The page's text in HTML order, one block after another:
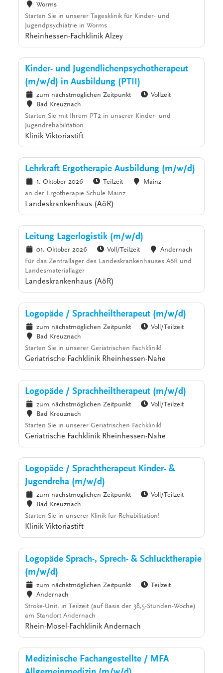
Worms
Starten Sie in unserer Tagesklinik für Kinder- und
Jugendpsychiatrie in Worms
Rheinhessen-Fachklinik Alzey
Kinder- und Jugendlichenpsychotherapeut
(m/w/d) in Ausbildung (PTII)
zum nächstmöglichen Zeitpunkt
Vollzeit
Bad Kreuznach
Starten Sie mit Ihrem PT2 in unserer Kinder- und
Jugendrehabilitation
Klinik Viktoriastift
Lehrkraft Ergotherapie Ausbildung (m/w/d)
1. Oktober 2026 Teilzeit
Mainz
an der Ergotherapie Schule Mainz
Landeskrankenhaus (AöR)
Leitung Lagerlogistik (m/w/d)
01. Oktober 2026 Voll/Teilzeit
Andernach
Für das Zentrallager des Landeskrankenhauses AöR und
Landesmateriallager
Landeskrankenhaus (AöR)
Logopäde / Sprachheiltherapeut (m/w/d)
zum nächstmöglichen Zeitpunkt
Voll/Teilzeit
Bad Kreuznach
Starten Sie in unserer Geriatrischen Fachklinik!
Geriatrische Fachklinik Rheinhessen-Nahe
Logopäde / Sprachheiltherapeut (m/w/d)
zum nächstmöglichen Zeitpunkt
Voll/Teilzeit
Bad Kreuznach
Starten Sie in unserer Geriatrischen Fachklinik!
Geriatrische Fachklinik Rheinhessen-Nahe
Logopäde / Sprachtherapeut Kinder- &
Jugendreha (m/w/d)
zum nächstmöglichen Zeitpunkt
Voll/Teilzeit
Bad Kreuznach
Starten Sie in unserer Klinik für Rehabilitation!
Klinik Viktoriastift
Logopäde Sprach-, Sprech- & Schlucktherapie
(m/w/d)
zum nächstmöglichen Zeitpunkt
Teilzeit
Andernach
Stroke-Unit, in Teilzeit (auf Basis der 38,5-Stunden-Woche)
am Standort Andernach
Rhein-Mosel-Fachklinik Andernach
Medizinische Fachangestellte / MFA